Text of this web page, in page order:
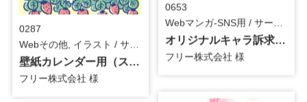
0653
オリジナルキャラ訴求用_21話_4コマ漫画
フリー株式会社 様
0287
Webその他, イラスト / サービス
壁紙カレンダー用（スマートフォン）_4月_イラスト
フリー株式会社 様